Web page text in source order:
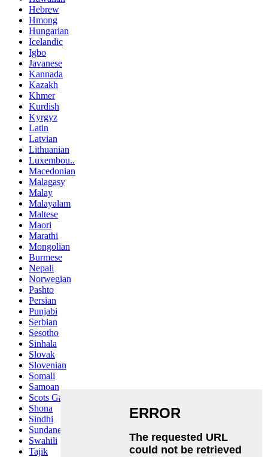
Hebrew
Hmong
Hungarian
Icelandic
Igbo
Javanese
Kannada
Kazakh
Khmer
Kurdish
Kyrgyz
Latin
Latvian
Lithuanian
Luxembou..
Macedonian
Malagasy
Malay
Malayalam
Maltese
Maori
Marathi
Mongolian
Burmese
Nepali
Norwegian
Pashto
Persian
Punjabi
Serbian
Sesotho
Sinhala
Slovak
Slovenian
Somali
Samoan
Scots Gaelic
Shona
Sindhi
Sundanese
Swahili
Tajik